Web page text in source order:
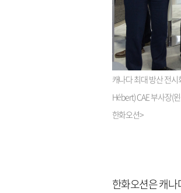
캐나다 최대 방산 전
Hébert) CAE 부사장(
한화오션>
한화오션은 캐나